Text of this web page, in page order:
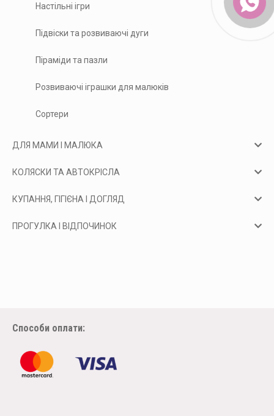
Настільні ігри
Підвіски та розвиваючі дуги
Піраміди та пазли
Розвиваючі іграшки для малюків
Сортери
ДЛЯ МАМИ І МАЛЮКА
КОЛЯСКИ ТА АВТОКРІСЛА
КУПАННЯ, ГІГІЄНА І ДОГЛЯД
ПРОГУЛКА І ВІДПОЧИНОК
Способи оплати: